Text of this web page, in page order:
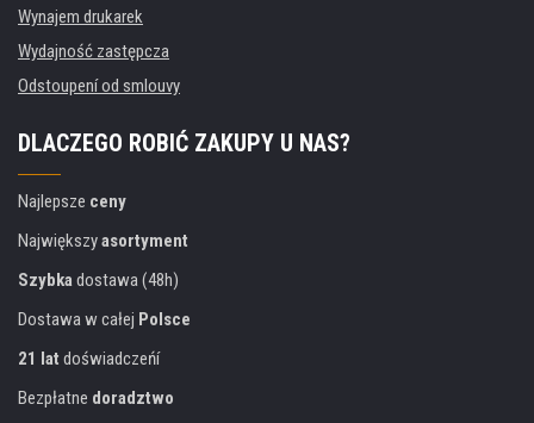
Wynajem drukarek
Wydajność zastępcza
Odstoupení od smlouvy
DLACZEGO ROBIĆ ZAKUPY U NAS?
Najlepsze ceny
Największyasortyment
Szybkadostawa (48h)
Dostawa w całej Polsce
21 lat doświadczeńí
Bezpłatne doradztwo